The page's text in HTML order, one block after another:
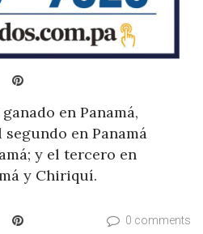
Pinterest
en Panamá,
en Panamá
y el tercero en
y Chiriquí.
Pinterest 0 comments